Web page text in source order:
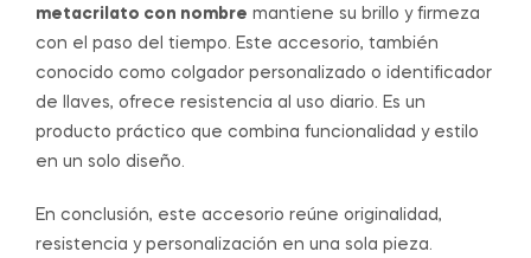
metacrilato con nombre mantiene su brillo y firmeza
con el paso del tiempo. Este accesorio, también
conocido como colgador personalizado o identificador
de llaves, ofrece resistencia al uso diario. Es un
producto práctico que combina funcionalidad y estilo
en un solo diseño.
En conclusión, este accesorio reúne originalidad,
resistencia y personalización en una sola pieza.